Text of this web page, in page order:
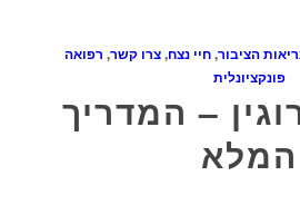
הציבור,חיי נצח,צרו קשר, רפואה
פונקציונלית
– המדריך
המלא